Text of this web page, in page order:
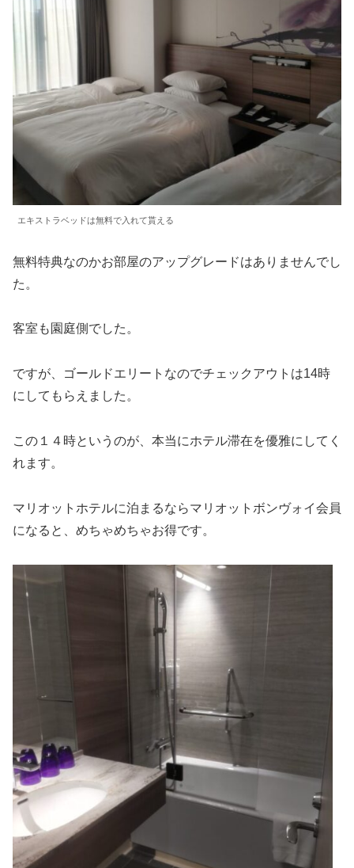
エキストラベッドは無料で入れて貰える
無料特典なのかお部屋のアップグレードはありませんでし
た。
客室も園庭側でした。
ですが、ゴールドエリートなのでチェックアウトは14時
にしてもらえました。
この１４時というのが、本当にホテル滞在を優雅にしてく
れます。
マリオットホテルに泊まるならマリオットボンヴォイ会員
になると、めちゃめちゃお得です。